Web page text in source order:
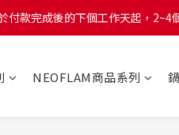
付款完成後的下個工作天起，2~4
付款完成後的下個工作天起，2~4
付款完成後的下個工作天起，2~4
NEOFLAM商品系列